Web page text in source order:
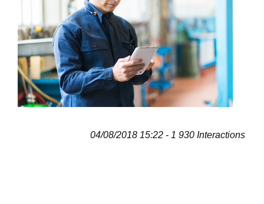
04/08/2018 15:22 - 1 930 Interactions